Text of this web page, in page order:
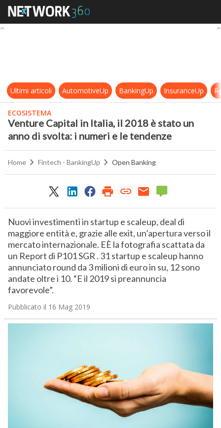
Venture Capital in Italia, il 2018 è
Ultimi articoli AutomotiveUp BankingUp InsuranceUp
ECOSISTEMA
Venture Capital in Italia, il 2018 è stato un
anno di svolta: i numeri e le tendenze
Home Fintech - BankingUp Open Banking
Nuovi investimenti in startup e scaleup, deal di
maggiore entità e, grazie alle exit, un’apertura verso il
mercato internazionale. EÈ la fotografia scattata da
un Report di P101 SGR . 31 startup e scaleup hanno
annunciato round da 3 milioni di euro in su, 12 sono
andate oltre i 10. “E il 2019 si preannuncia
favorevole”.
Pubblicato il 16 Mag 2019